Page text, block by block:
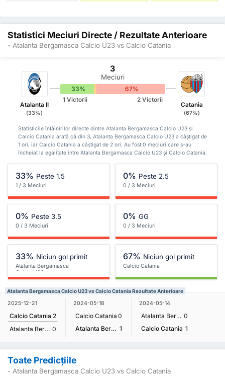
Statistici Meciuri Directe / Rezultate Anterioare
- Atalanta Bergamasca Calcio U23 vs Calcio Catania
Atalanta II
(33%)
3
Meciuri
33% 67%
1 Victorii 2 Victorii
Catania
(67%)
Statisticile întâlnirilor directe dintre Atalanta Bergamasca Calcio U23 și
Calcio Catania arată că din 3, Atalanta Bergamasca Calcio U23 a câștigat de
1 ori, iar Calcio Catania a câștigat de 2 ori. Au fost 0 meciuri care s-au
încheiat la egalitate între Atalanta Bergamasca Calcio U23 și Calcio Catania.
33% Peste 1.5
1 / 3 Meciuri
0% Peste 2.5
0 / 3 Meciuri
0% Peste 3.5
0 / 3 Meciuri
0% GG
0 / 3 Meciuri
33% Niciun gol primit
Atalanta Bergamasca
Calcio U23
67% Niciun gol primit
Calcio Catania
Atalanta Bergamasca Calcio U23 vs Calcio Catania Rezultate Anterioare
2025-12-21
Calcio Catania 2
Atalanta Bergamasca Calcio U23 0
2024-05-18
Calcio Catania 0
Atalanta Bergamasca Calcio U23 1
2024-05-14
Atalanta Bergamasca Calcio U23 0
Calcio Catania 1
Toate Predicțiile
- Atalanta Bergamasca Calcio U23 vs Calcio Catania